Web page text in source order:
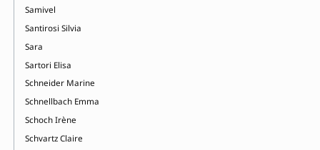
Samivel
Santirosi Silvia
Sara
Sartori Elisa
Schneider Marine
Schnellbach Emma
Schoch Irène
Schvartz Claire